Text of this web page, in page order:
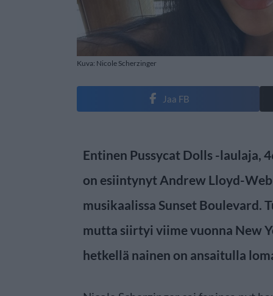
Kuva: Nicole Scherzinger
Jaa FB
Entinen Pussycat Dolls -laulaja,
on esiintynyt Andrew Lloyd-
musikaalissa Sunset Boulevard.
mutta siirtyi viime vuonna New
hetkellä nainen on ansaitulla